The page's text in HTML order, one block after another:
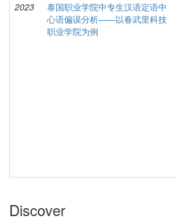
2023
泰国职业学院中专生汉语定语中
心语偏误分析——以春武里科技
职业学院为例
Discover